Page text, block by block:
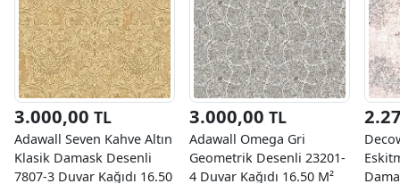
3.000,00 TL
Adawall Seven Kahve Altın
Klasik Damask Desenli
7807-3 Duvar Kağıdı 16.50
3.000,00 TL
Adawall Omega Gri
Geometrik Desenli 23201-
4 Duvar Kağıdı 16.50 M²